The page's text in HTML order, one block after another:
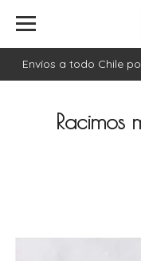
Envíos a todo Chile
Racimos